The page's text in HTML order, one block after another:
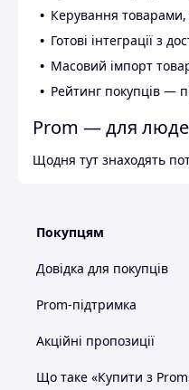
Керування товарами,
Готові інтеграції з
Масовий імпорт
Рейтинг покупців —
Prom — для
Щодня тут знаходять
Покупцям
Довідка для покупців
Prom-підтримка
Акційні пропозиції
Що таке «Купити з